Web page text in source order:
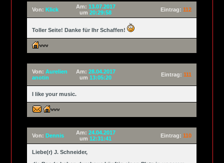
Von: Klick Am: 13.07.2017
um 20:29:58 Eintrag: 112
Toller Seite! Danke für Ihr Schaffen!
Von: Aurelien
anotin
Am: 28.04.2017
um 13:05:20 Eintrag: 111
I like your music.
Von: Dennis Am: 24.04.2017
um 12:31:41 Eintrag: 110
Liebe(r) J. Schneider,